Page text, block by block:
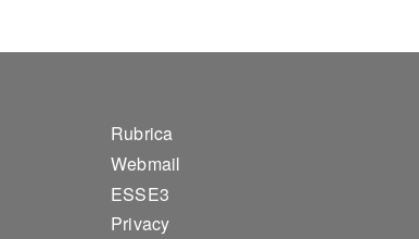
Footer 1
Rubrica
Webmail
ESSE3
Privacy